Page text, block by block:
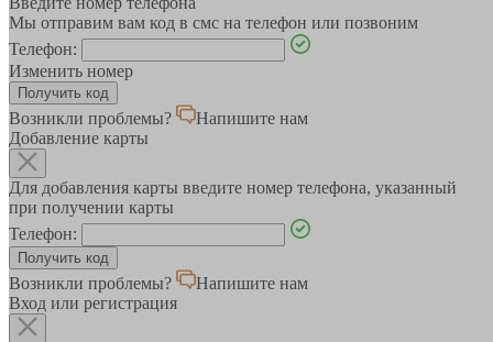
Мы отправим вам код в смс на телефон или позвоним
Телефон:
Изменить номер
Возникли проблемы?
Напишите нам
Добавление карты
Для добавления карты введите номер телефона, указанный
при получении карты
Телефон:
Возникли проблемы?
Напишите нам
Вход или регистрация